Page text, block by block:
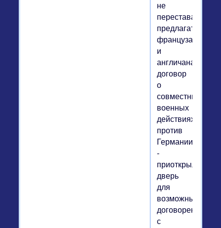
не
переставая
предлагать
французам
и
англичанам
договор
о
совместных
военных
действиях
против
Германии
-
приоткрыл
дверь
для
возможных
договоренностей
с